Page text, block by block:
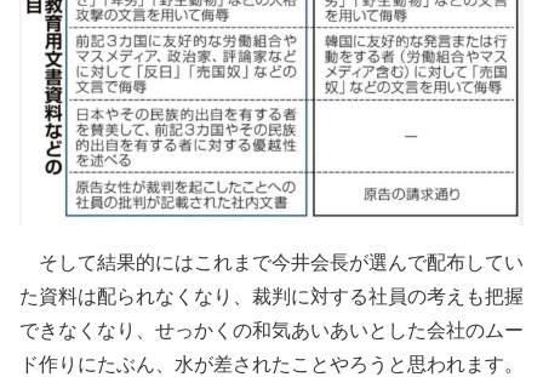
そして結果的にはこれまで今井会長が選んで配布してい
た資料は配られなくなり、裁判に対する社員の考えも把握
できなくなり、せっかくの和気あいあいとした会社のムー
ド作りにたぶん、水が差されたことやろうと思われます。